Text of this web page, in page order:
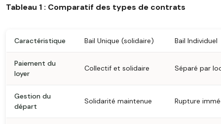
Tableau 1 : Comparatif des types de contrats
Caractéristique Bail Unique (solidaire) Bail Individuel
Paiement du
loyer
Collectif et solidaire Séparé par
Gestion du
départ
Solidarité maintenue Rupture